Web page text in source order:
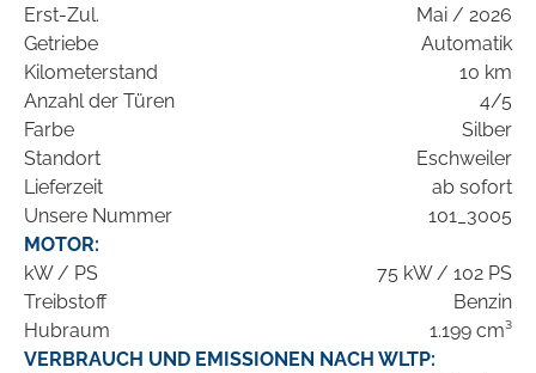
Erst-Zul.
Mai / 2026
Getriebe
Automatik
Kilometerstand
10 km
Anzahl der Türen
4/5
Farbe
Silber
Standort
Eschweiler
Lieferzeit
ab sofort
Unsere Nummer
101_3005
MOTOR:
kW / PS
75 kW / 102 PS
Treibstoff
Benzin
Hubraum
1.199 cm³
VERBRAUCH UND EMISSIONEN NACH WLTP: